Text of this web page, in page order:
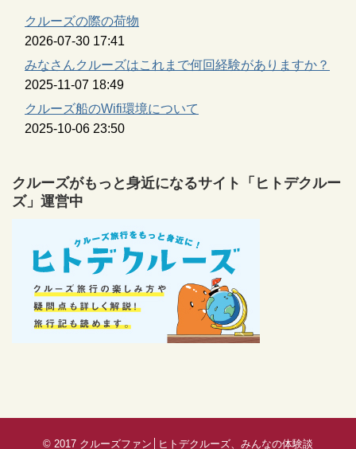
クルーズの際の荷物
2026-07-30 17:41
みなさんクルーズはこれまで何回経験がありますか？
2025-11-07 18:49
クルーズ船のWifi環境について
2025-10-06 23:50
クルーズがもっと身近になるサイト「ヒトデクルー
ズ」運営中
© 2017 クルーズファン│ヒトデクルーズ、みんなの体験談